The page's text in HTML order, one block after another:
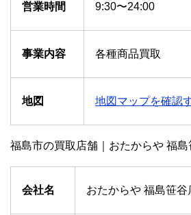
営業時間 9:30〜24:00
事業内容 各種商品買取
地図 地図マップを確認
福島市の買取店舗｜おたからや 福島
会社名 おたからや 福島笹谷